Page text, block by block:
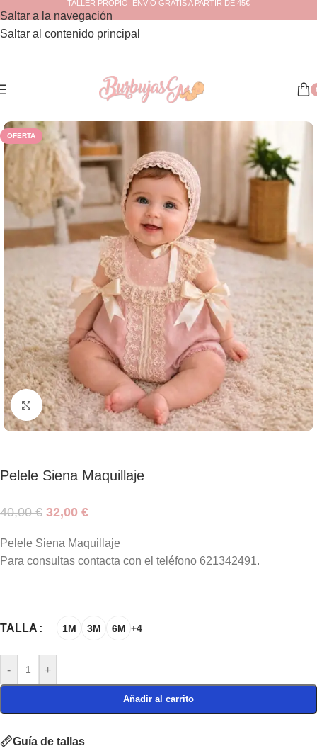
Saltar a la navegación
Saltar al contenido principal
TALLER PROPIO. ENVÍO GRATIS A PARTIR DE 45€
Inicio Bebé
OFERTA
Haga clic para ampliar
Pelele Siena Maquillaje
40,00€ 32,00 €
Pelele Siena Maquillaje
Para consultas contacta con el teléfono 621342491.
TALLA 1M 3M 6M +4
- +
Añadir al carrito
Guía de tallas